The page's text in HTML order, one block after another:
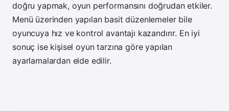
doğru yapmak, oyun performansını doğrudan etkiler.
Menü üzerinden yapılan basit düzenlemeler bile
oyuncuya hız ve kontrol avantajı kazandırır. En iyi
sonuç ise kişisel oyun tarzına göre yapılan
ayarlamalardan elde edilir.